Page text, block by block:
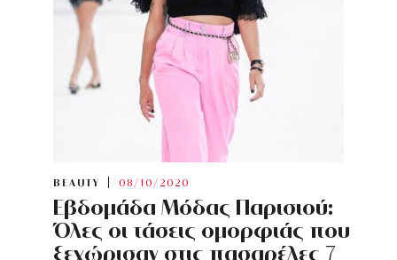
BEAUTY 08/10/2020
Εβδομάδα Μόδας Παρισιού:
Όλες οι τάσεις ομορφιάς που
ξεχώρισαν στις πασαρέλες 7